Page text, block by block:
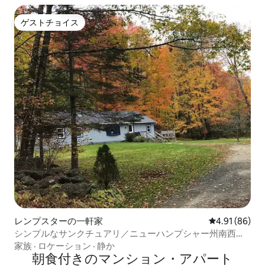
ゲストチョイス
ゲストチョイス
レンプスターの一軒家 レビュー86
4.91 (86)
シンプルなサンクチュアリ／ニューハンプシャー州南西部
#simplesanctuarynh
家族 · ロケーション · 静か
朝食付きのマンション・アパート